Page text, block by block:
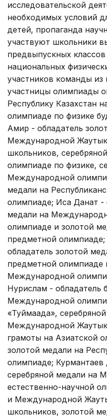
исследовательской
необходимых условий
детей, пропаганда
участвуют школьники
предвыпускных
национальных
участников команды
участницы олимпиады
Республику Казахстан
олимпиаде по физике
Амир - обладатель
Международной
школьников,
олимпиаде по физике,
Международной
медали на
олимпиаде; Иса Данат -
медали на
олимпиаде и золотой
предметной
обладатель золотой
предметной олимпиаде
Международной
Нурислам - обладатель
Международной
«Туймаада»,
Международной
грамоты на Азиатской
золотой медали на
олимпиаде; Курмантаев
серебряной медали на
естественно-научной
и Международной
школьников, золотой